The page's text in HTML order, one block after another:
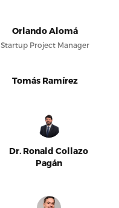
Orlando Alomá
Startup Project Manager
Tomás Ramírez
Dr. Ronald Collazo
Pagán